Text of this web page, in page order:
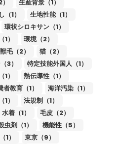
生産背景（1）
1）
生地性能（1）
環状シロキサン（1）
）
環境（2）
獣毛（2）
猫（2）
3）
特定技能外国人（1）
）
熱伝導性（1）
者教育（1）
海洋汚染（1）
）
法規制（1）
水着（1）
毛皮（2）
虫剤（1）
機能性（5）
1）
東京（9）